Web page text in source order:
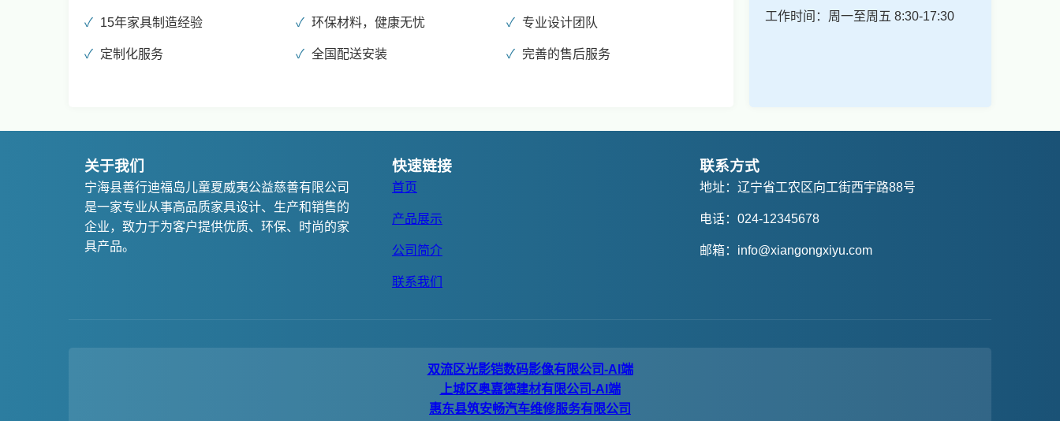
15年家具制造经验 环保材料，健康无忧 专业设计团队
定制化服务 全国配送安装 完善的售后服务
工作时间：周一至周五 8:30-17:30
关于我们
宁海县善行迪福岛儿童夏威夷公益慈善有限公司
是一家专业从事高品质家具设计、生产和销售的
企业，致力于为客户提供优质、环保、时尚的家
具产品。
快速链接
首页
产品展示
公司简介
联系我们
联系方式
地址：辽宁省工农区向工街西宇路88号
电话：024-12345678
邮箱：info@xiangongxiyu.com
双流区光影铠数码影像有限公司-AI端
上城区奥嘉德建材有限公司-AI端
惠东县筑安畅汽车维修服务有限公司